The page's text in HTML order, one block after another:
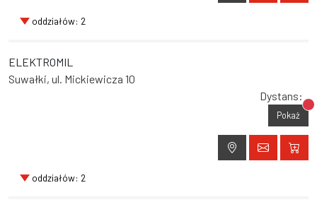
oddziałów: 2
ELEKTROMIL
Suwałki, ul. Mickiewicza 10
Dystans:
Pokaż
oddziałów: 2